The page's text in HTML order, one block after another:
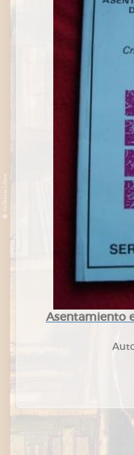
Asentamiento